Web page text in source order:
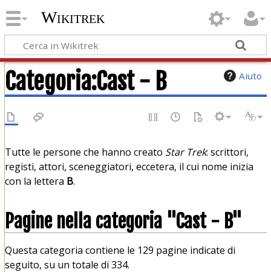
Wikitrek
Aiuto
Categoria:Cast - B
Tutte le persone che hanno creato Star Trek: scrittori,
registi, attori, sceneggiatori, eccetera, il cui nome inizia
con la lettera B.
Pagine nella categoria "Cast - B"
Questa categoria contiene le 129 pagine indicate di
seguito, su un totale di 334.